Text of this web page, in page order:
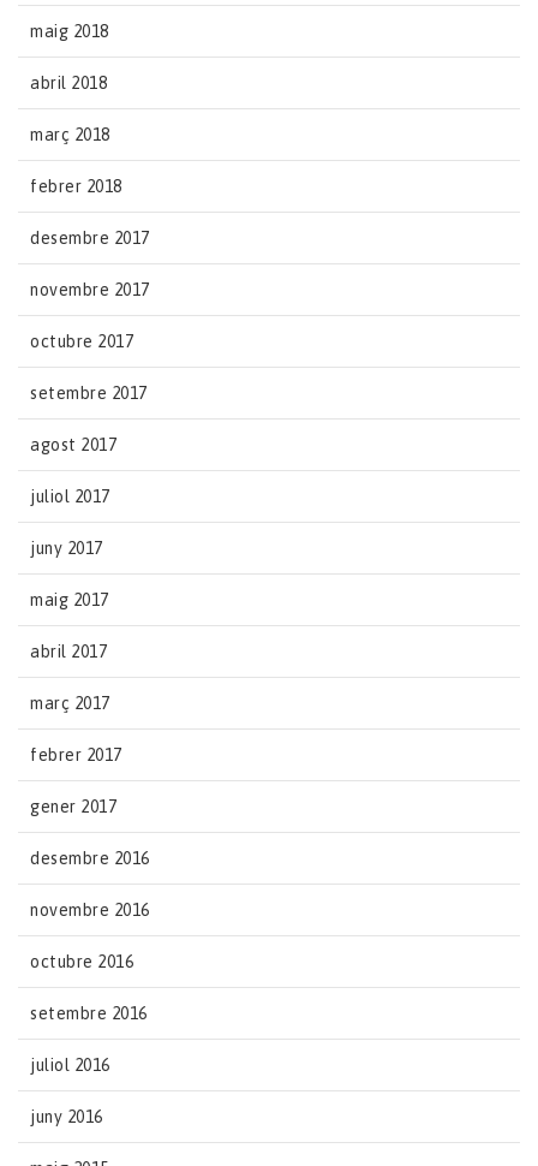
maig 2018
abril 2018
març 2018
febrer 2018
desembre 2017
novembre 2017
octubre 2017
setembre 2017
agost 2017
juliol 2017
juny 2017
maig 2017
abril 2017
març 2017
febrer 2017
gener 2017
desembre 2016
novembre 2016
octubre 2016
setembre 2016
juliol 2016
juny 2016